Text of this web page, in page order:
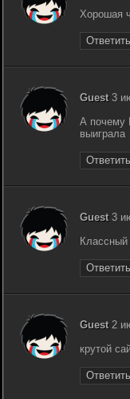
Хорошая
Ответить
Guest3
А почему
выиграла
Ответить
Guest3
Классный
Ответить
Guest2
крутой
Ответить